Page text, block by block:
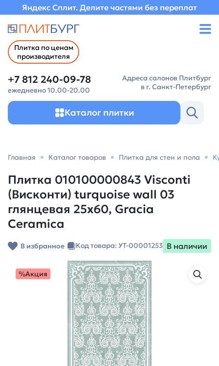
Яндекс Сплит. Делите частями без переплат
Плитка по ценам
производителя
+7 812 240-09-78
ежедневно 10.00-20.00
Адреса салонов Плитбург
в г. Санкт-Петербург
Каталог плитки
Главная Каталог товаров Плитка для стен и пола
Плитка 010100000843 Visconti
(Висконти) turquoise wall 03
глянцевая 25х60, Gracia
Ceramica
В избранное Код товара: УТ-00001253 В наличии
%Акция